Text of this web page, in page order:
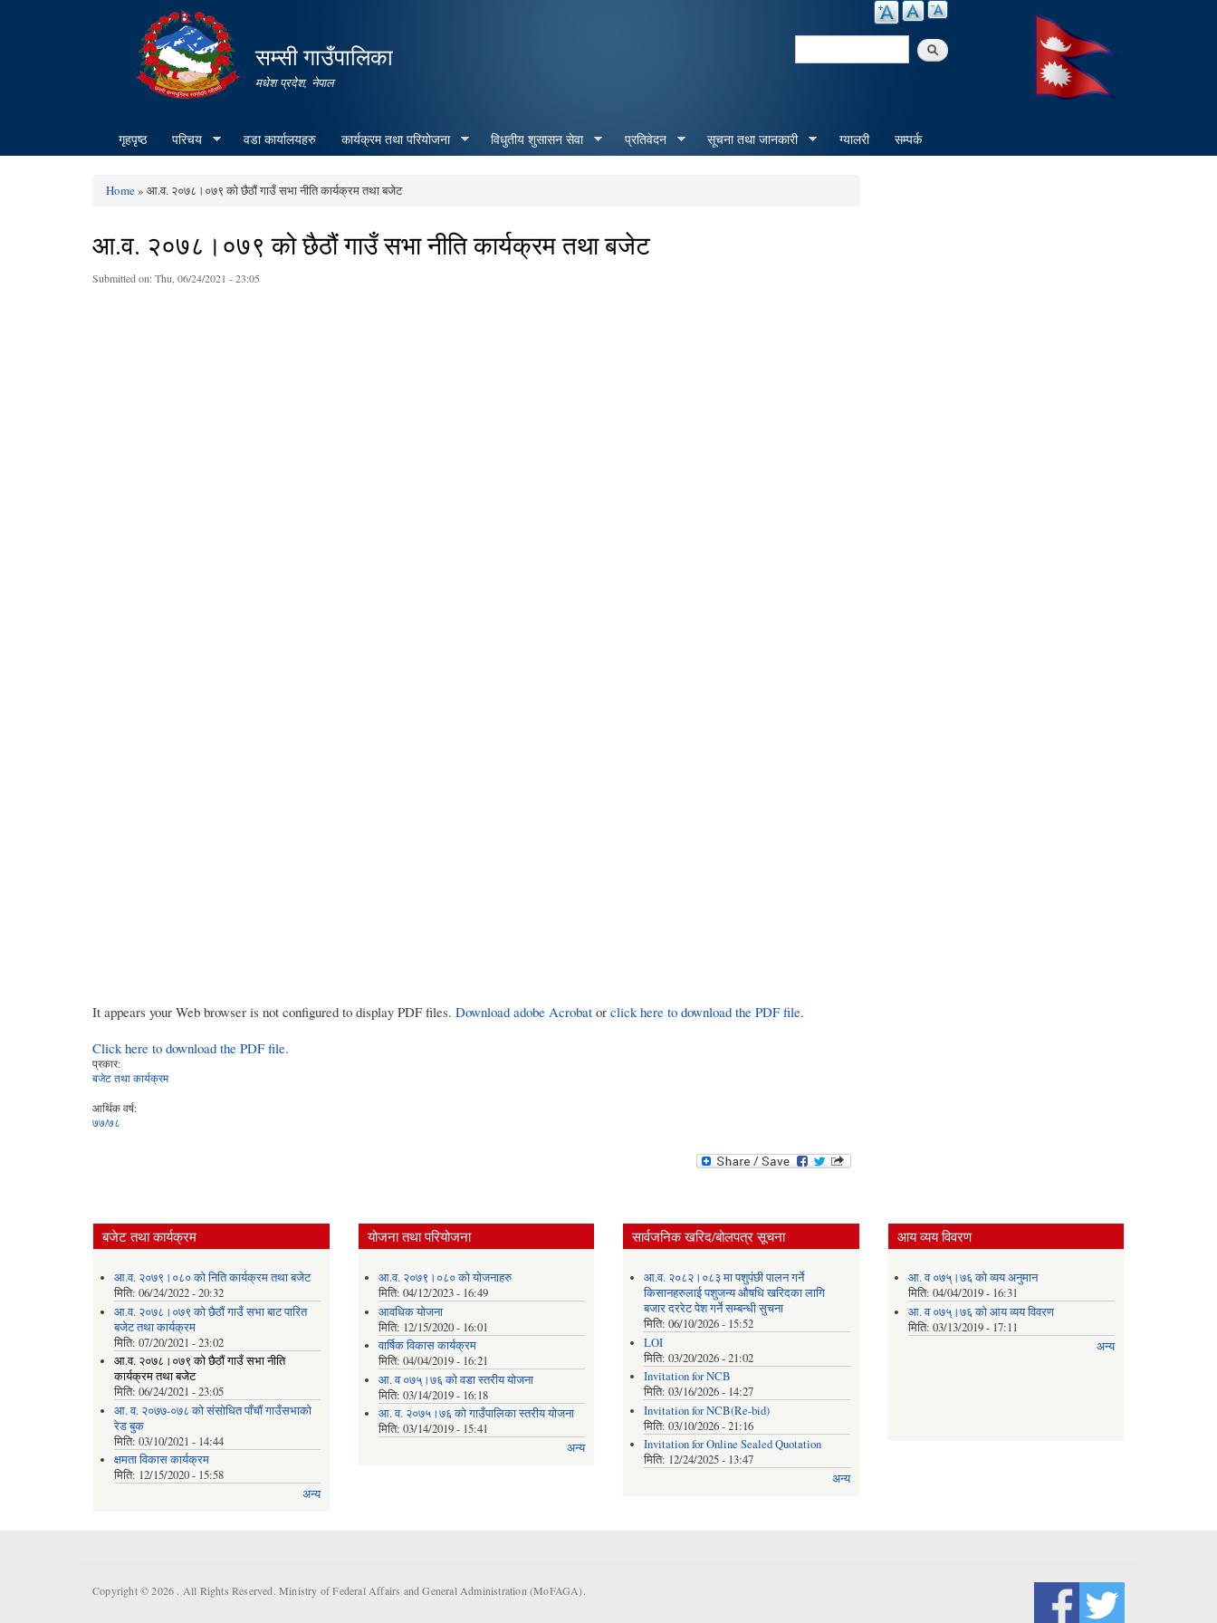
सम्सी गाउँपालिका
मधेश प्रदेश, नेपाल
Search
गृहपृष्ठ परिचय वडा कार्यालयहरु कार्यक्रम तथा परियोजना विधुतीय शुसासन सेवा प्रतिवेदन सूचना तथा जानकारी ग्यालरी सम्पर्क
Home» आ.व. २०७८।०७९ को छैठौं गाउँ सभा नीति कार्यक्रम तथा बजेट
आ.व. २०७८।०७९ को छैठौं गाउँ सभा नीति कार्यक्रम तथा बजेट
Submitted on:Thu, 06/24/2021 - 23:05
It appears your Web browser is not configured to display PDF files. Download adobe Acrobat or click here to download the PDF file.
Click here to download the PDF file.
प्रकार:
बजेट तथा कार्यक्रम
आर्थिक वर्ष:
७७/७८
बजेट तथा कार्यक्रम
आ.व. २०७९।०८० को निति कार्यक्रम तथा बजेट
मिति: 06/24/2022 - 20:32
आ.व. २०७८।०७९ को छैठौं गाउँ सभा बाट पारित
बजेट तथा कार्यक्रम
मिति: 07/20/2021 - 23:02
आ.व. २०७८।०७९ को छैठौं गाउँ सभा नीति
कार्यक्रम तथा बजेट
मिति: 06/24/2021 - 23:05
आ. व. २०७७-०७८ को संसोधित पाँचौं गाउँसभाको
रेड बुक
मिति: 03/10/2021 - 14:44
क्षमता विकास कार्यक्रम
मिति: 12/15/2020 - 15:58
अन्य
योजना तथा परियोजना
आ.व. २०७९।०८० को योजनाहरु
मिति:04/12/2023 - 16:49
आवधिक योजना
मिति: 12/15/2020 - 16:01
वार्षिक विकास कार्यक्रम
मिति:04/04/2019 - 16:21
आ. व ०७५्।७६ को वडा स्तरीय योजना
मिति:03/14/2019 - 16:18
आ. व. २०७५।७६ को गाउँपालिका स्तरीय योजना
मिति:03/14/2019 - 15:41
अन्य
सार्वजनिक खरिद/बोलपत्र सूचना
आ.व. २०८२।०८३ मा पशुपंछी पालन गर्ने
किसानहरुलाई पशुजन्य औषधि खरिदका लागि
बजार दररेट पेश गर्ने सम्बन्धी सुचना
मिति: 06/10/2026 - 15:52
LOI
मिति: 03/20/2026 - 21:02
Invitation for NCB
मिति: 03/16/2026 - 14:27
Invitation for NCB(Re-bid)
मिति: 03/10/2026 - 21:16
Invitation for Online Sealed Quotation
मिति: 12/24/2025 - 13:47
अन्य
आय व्यय विवरण
आ. व ०७५्।७६ को व्यय अनुमान
मिति:04/04/2019 - 16:31
आ. व ०७५्।७६ को आय व्यय विवरण
मिति:03/13/2019 - 17:11
अन्य
Copyright © 2026 . All Rights Reserved. Ministry of Federal Affairs and General Administration (MoFAGA).